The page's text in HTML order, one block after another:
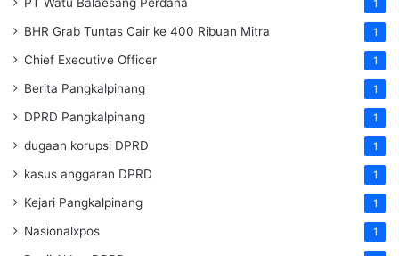
1
BHR Grab Tuntas Cair ke 400 Ribuan Mitra 1
Chief Executive Officer 1
Berita Pangkalpinang 1
DPRD Pangkalpinang 1
dugaan korupsi DPRD 1
kasus anggaran DPRD 1
Kejari Pangkalpinang 1
Nasionalxpos 1